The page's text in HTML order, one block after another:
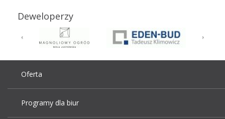
Deweloperzy
Oferta
Programy dla biur